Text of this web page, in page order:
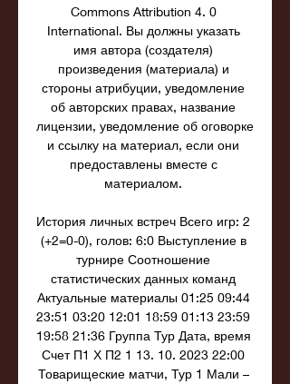
Commons Attribution 4. 0
International. Вы должны указать
имя автора (создателя)
произведения (материала) и
стороны атрибуции, уведомление
об авторских правах, название
лицензии, уведомление об оговорке
и ссылку на материал, если они
предоставлены вместе с
материалом.
История личных встреч Всего игр: 2
(+2=0-0), голов: 6:0 Выступление в
турнире Соотношение
статистических данных команд
Актуальные материалы 01:25 09:44
23:51 03:20 12:01 18:59 01:13 23:59
19:58 21:36 Группа Тур Дата, время
Счет П1 Х П2 1 13. 10. 2023 22:00
Товарищеские матчи, Тур 1 Мали –